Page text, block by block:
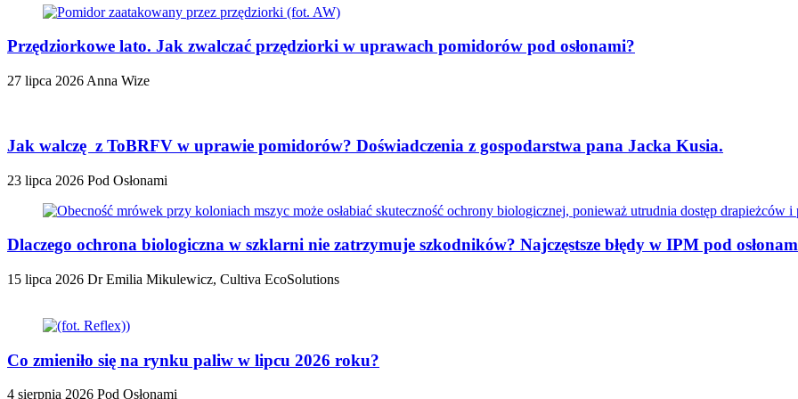
Przędziorkowe lato. Jak zwalczać przędziorki w uprawach pomidorów pod osłonami?
27 lipca 2026 Anna Wize
Jak walczę z ToBRFV w uprawie pomidorów? Doświadczenia z gospodarstwa pana Jacka Kusia.
23 lipca 2026 Pod Osłonami
Dlaczego ochrona biologiczna w szklarni nie zatrzymuje szkodników? Najczęstsze błędy w IPM pod
15 lipca 2026 Dr Emilia Mikulewicz, Cultiva EcoSolutions
Co zmieniło się na rynku paliw w lipcu 2026 roku?
4 sierpnia 2026 Pod Osłonami